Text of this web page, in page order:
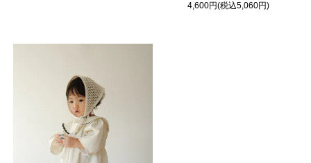
4,600円(税込5,060円)